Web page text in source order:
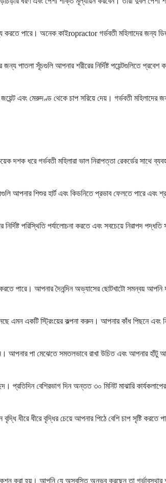
পারে। অনেক কাইropractor গর্ভবতী মহিলাদের জন্য
পাতলা সূঁচগুলি আপনার শরীরের নির্দিষ্ট পয়েন্টগুলিতে
এবং মেরুদণ্ড থেকে চাপ সরিয়ে দেয়। গর্ভবতী মহিলাদের
দশক ধরে গর্ভবতী মহিলারা ভাল নিরাপত্তা রেকর্ডের সাথে
আপনার শিশুর হার্ট এবং কিডনিতে প্রভাব ফেলতে পারে
পরিস্থিতি পর্যালোচনা করতে এবং সবচেয়ে নিরাপদ
পারে। আপনার দৈনন্দিন অভ্যাসের ছোটখাটো সমন্বয় আপনি
এমন একটি স্ট্রিংয়ের কল্পনা করুন। আপনার কাঁধ পিছনে
আপনার পা মেঝেতে সমতলভাবে রাখা উচিত এবং আপনার
প্রতিদিন বেশিরভাগ দিন অন্তত ৩০ মিনিট মাঝারি
ধীরে ধীরে বৃদ্ধির চেয়ে আপনার পিঠে বেশি চাপ সৃষ্টি
করা হয়। আপনি যে অস্বস্তি অনুভব করছেন তা গর্ভাবস্থার